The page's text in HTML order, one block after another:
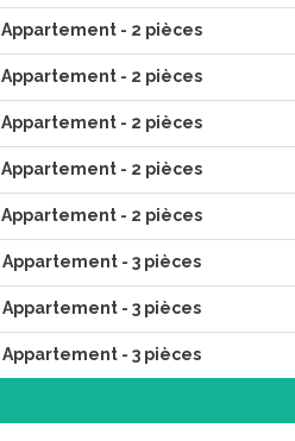
Appartement - 2 pièces
Appartement - 2 pièces
Appartement - 2 pièces
Appartement - 2 pièces
Appartement - 2 pièces
Appartement - 3 pièces
Appartement - 3 pièces
Appartement - 3 pièces